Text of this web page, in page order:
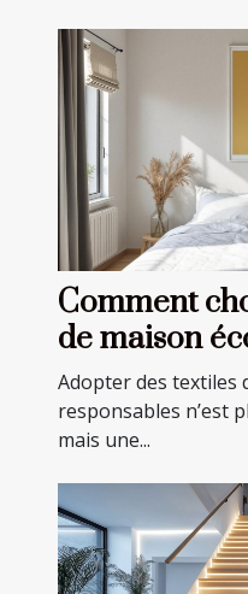
Comment
de maison
Adopter des textiles
responsables n’est
mais une...